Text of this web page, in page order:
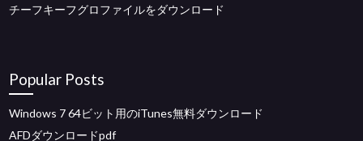
チーフキーフグロファイルをダウンロード
Popular Posts
Windows 7 64ビット用のiTunes無料ダウンロード
AFDダウンロードpdf